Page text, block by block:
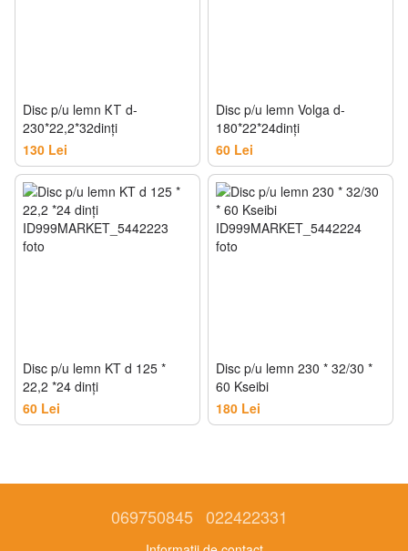
Disc p/u lemn КТ d-
230*22,2*32dinți
130 Lei
Disc p/u lemn Volga d-
180*22*24dinți
60 Lei
Disc p/u lemn KT d 125 *
22,2 *24 dinţi
60 Lei
Disc p/u lemn 230 * 32/30 *
60 Kseibi
180 Lei
069750845 022422331